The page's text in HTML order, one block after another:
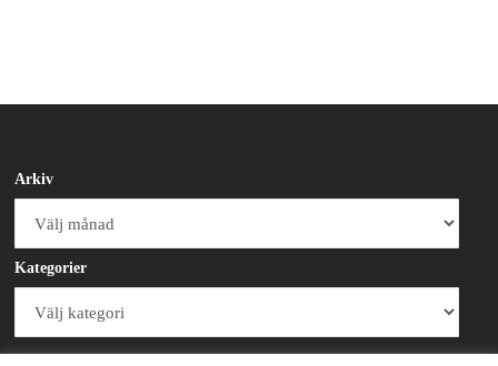
Arkiv
Arkiv
Kategorier
Kategorier